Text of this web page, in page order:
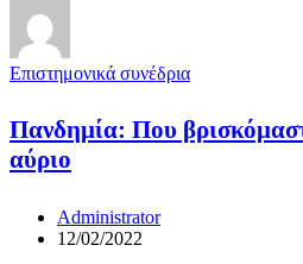
Επιστημονικά συνέδρια
Πανδημία: Που
αύριο
Administrator
12/02/2022